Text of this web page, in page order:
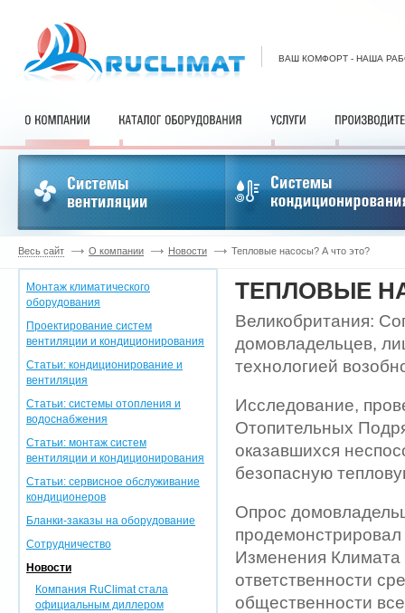
ВАШ КОМФОРТ - НАША
Весь сайт О компании Новости Тепловые насосы? А что это?
Монтаж климатического
оборудования
Проектирование систем
вентиляции и кондиционирования
Статьи: кондиционирование и
вентиляция
Статьи: системы отопления и
водоснабжения
Статьи: монтаж систем
вентиляции и кондиционирования
Статьи: сервисное обслуживание
кондиционеров
Бланки-заказы на оборудование
Сотрудничество
Новости
Компания RuClimat стала
официальным диллером
ТЕПЛОВЫЕ
Великобритания:
домовладельцев,
технологией
Исследование,
Отопительных
оказавшихся
безопасную
Опрос
Изменения Климата
ответственности
общественности